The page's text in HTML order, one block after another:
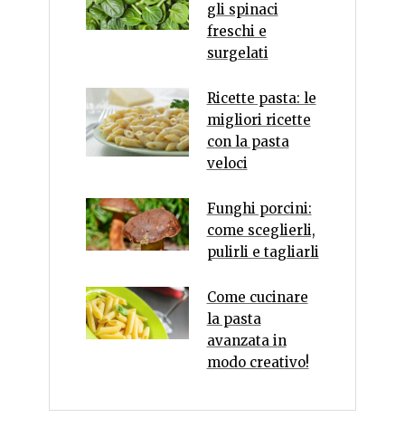
gli spinaci
freschi e
surgelati
Ricette pasta: le
migliori ricette
con la pasta
veloci
Funghi porcini:
come sceglierli,
pulirli e tagliarli
Come cucinare
la pasta
avanzata in
modo creativo!